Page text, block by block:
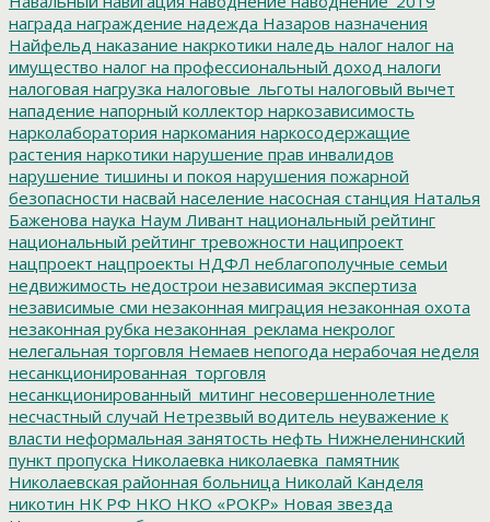
награда награждение надежда Назаров назначения
Найфельд наказание накркотики наледь налог налог на
имущество налог на профессиональный доход налоги
налоговая нагрузка налоговые_льготы налоговый вычет
нападение напорный коллектор наркозависимость
нарколаборатория наркомания наркосодержащие
растения наркотики нарушение прав инвалидов
нарушение тишины и покоя нарушения пожарной
безопасности насвай население насосная станция Наталья
Баженова наука Наум Ливант национальный рейтинг
национальный рейтинг тревожности наципроект
нацпроект нацпроекты НДФЛ неблагополучные семьи
недвижимость недострои независимая экспертиза
независимые сми незаконная миграция незаконная охота
незаконная рубка незаконная_реклама некролог
нелегальная торговля Немаев непогода нерабочая неделя
несанкционированная_торговля
несанкционированный_митинг несовершеннолетние
несчастный случай Нетрезвый водитель неуважение к
власти неформальная занятость нефть Нижнеленинский
пункт пропуска Николаевка николаевка_памятник
Николаевская районная больница Николай Канделя
никотин НК РФ НКО НКО «РОКР» Новая звезда